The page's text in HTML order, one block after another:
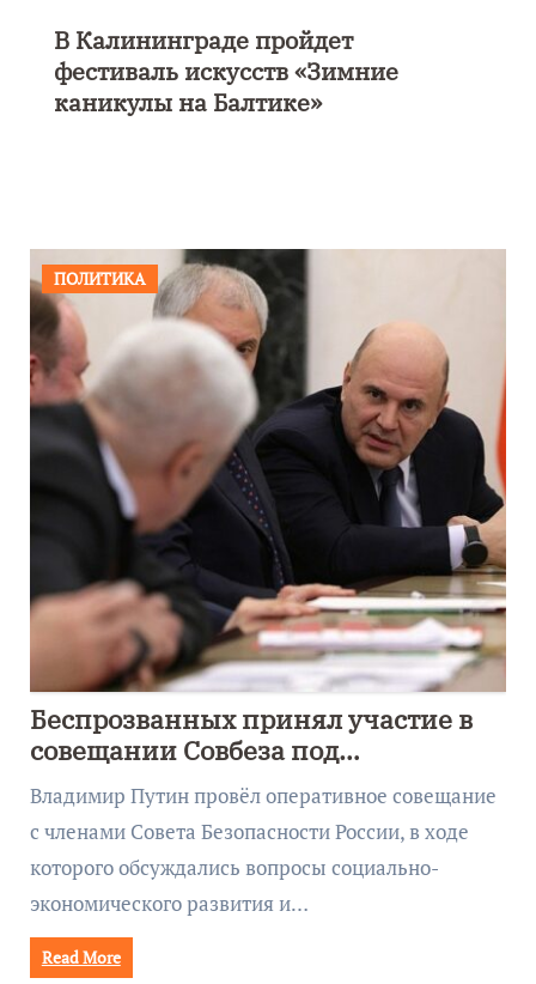
В Калининграде пройдет
фестиваль искусств «Зимние
каникулы на Балтике»
ПОЛИТИКА
Беспрозванных принял участие в
совещании Совбеза под
руководством Путина
Владимир Путин провёл оперативное совещание
с членами Совета Безопасности России, в ходе
которого обсуждались вопросы социально-
экономического развития и…
Read More